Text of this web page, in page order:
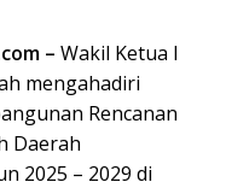
– Wakil Ketua I
mengahadiri
Rencanan
Daerah
2025 – 2029 di